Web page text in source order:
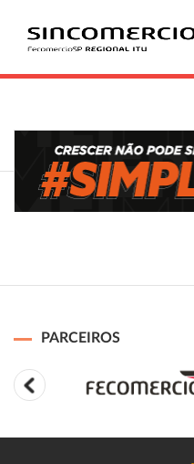
PARCEIROS